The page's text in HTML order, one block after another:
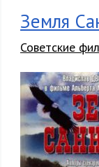
Земля
Советские